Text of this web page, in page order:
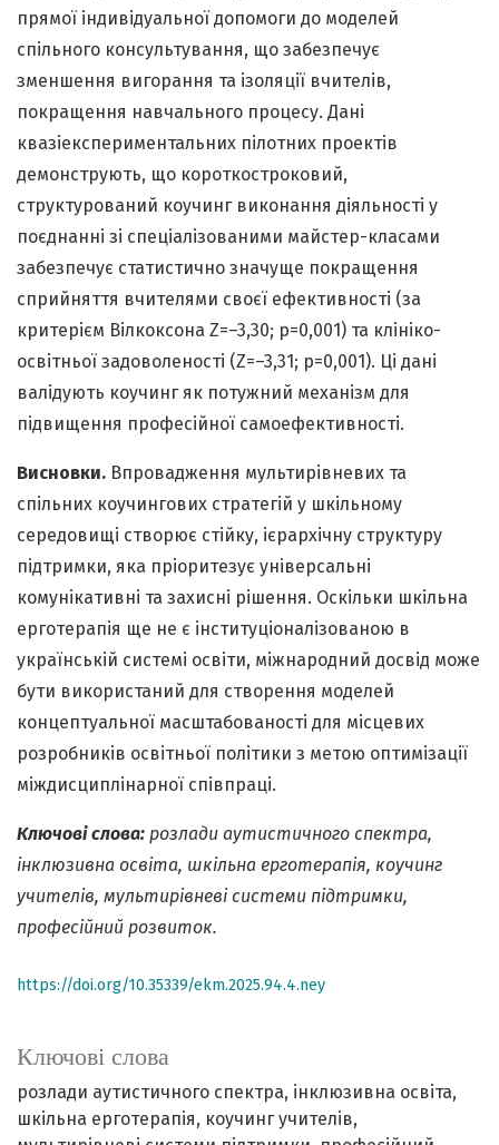
Ключові слова
розлади аутистичного спектра інклюзивна освіта
шкільна ерготерапія
коучинг учителів
прямої індивідуальної допомоги до моделей
спільного консультування, що забезпечує
зменшення вигорання та ізоляції вчителів,
покращення навчального процесу. Дані
квазіекспериментальних пілотних проектів
демонструють, що короткостроковий,
структурований коучинг виконання діяльності у
поєднанні зі спеціалізованими майстер-класами
забезпечує статистично значуще покращення
сприйняття вчителями своєї ефективності (за
критерієм Вілкоксона Z=–3,30; p=0,001) та клініко-
освітньої задоволеності (Z=–3,31; p=0,001). Ці дані
валідують коучинг як потужний механізм для
підвищення професійної самоефективності.
Висновки. Впровадження мультирівневих та
спільних коучингових стратегій у шкільному
середовищі створює стійку, ієрархічну структуру
підтримки, яка пріоритезує універсальні
комунікативні та захисні рішення. Оскільки шкільна
ерготерапія ще не є інституціоналізованою в
українській системі освіти, міжнародний досвід може
бути використаний для створення моделей
концептуальної масштабованості для місцевих
розробників освітньої політики з метою оптимізації
міждисциплінарної співпраці.
Ключові слова: розлади аутистичного спектра,
інклюзивна освіта, шкільна ерготерапія, коучинг
учителів, мультирівневі системи підтримки,
професійний розвиток.
https://doi.org/10.35339/ekm.2025.94.4.ney